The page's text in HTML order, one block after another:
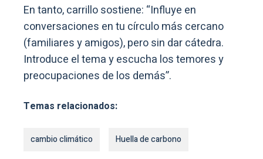
En tanto, carrillo sostiene: “Influye en
conversaciones en tu círculo más cercano
(familiares y amigos), pero sin dar cátedra.
Introduce el tema y escucha los temores y
preocupaciones de los demás”.
Temas relacionados:
cambio climático Huella de carbono